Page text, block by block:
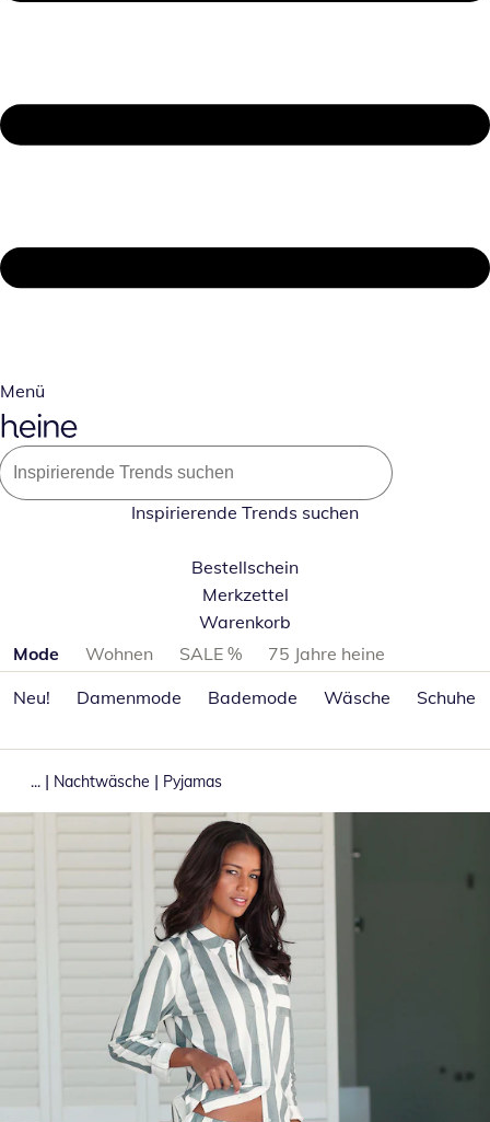
Menü
Inspirierende Trends suchen
Bestellschein
Merkzettel
Warenkorb
Produktkategorien überspringen
Mode Wohnen SALE %
75 Jahre heine
Neu!
Damenmode Bademode Wäsche Schuhe
... | Nachtwäsche | Pyjamas